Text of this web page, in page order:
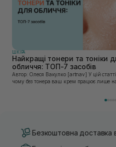
ШКIРА
Найкращі тонери та тоніки
обличчя: ТОП-7 засобів
Автор: Олеся Вакулко [artnav] У цій статті ми пояснимо,
чому без тонера ваш крем працює лише
Безкоштовна доставка